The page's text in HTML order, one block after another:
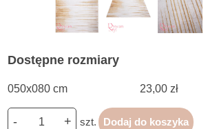
Dostępne rozmiary
050x080 cm 23,00 zł
- + szt. Dodaj do koszyka